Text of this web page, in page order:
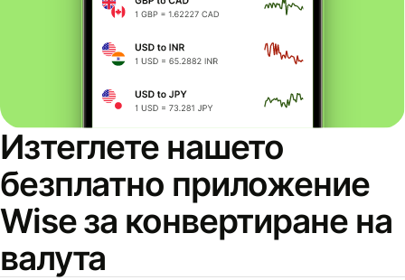
Изтеглете нашето
безплатно приложение
Wise за конвертиране на
валута